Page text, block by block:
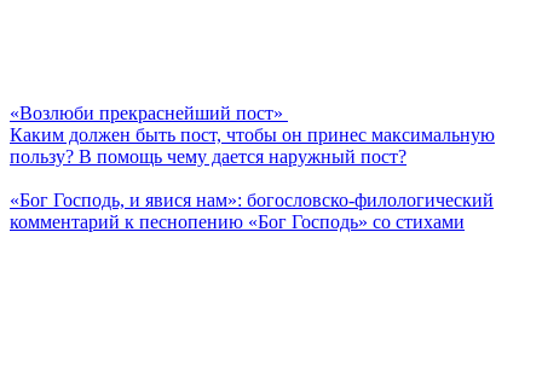
«Возлюби прекраснейший пост»
Каким должен быть пост, чтобы он принес максимальную
пользу? В помощь чему дается наружный пост?
«Бог Господь, и явися нам»: богословско-филологический
комментарий к песнопению «Бог Господь» со стихами